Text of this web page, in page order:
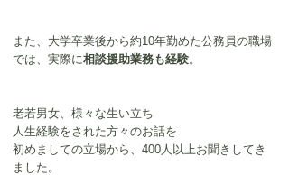
また、大学卒業後から約10年勤めた公務員の職場
では、実際に相談援助業務も経験。
老若男女、様々な生い立ち
人生経験をされた方々のお話を
初めましての立場から、400人以上お聞きしてき
ました。